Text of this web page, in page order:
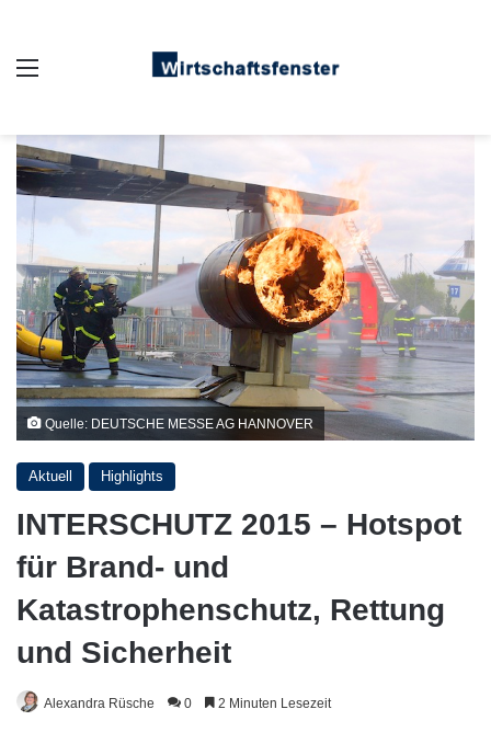
Quelle: DEUTSCHE MESSE AG HANNOVER
Aktuell Highlights
INTERSCHUTZ 2015 – Hotspot
für Brand- und
Katastrophenschutz, Rettung
und Sicherheit
Alexandra Rüsche 0 2 Minuten Lesezeit